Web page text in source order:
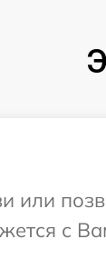
или
с